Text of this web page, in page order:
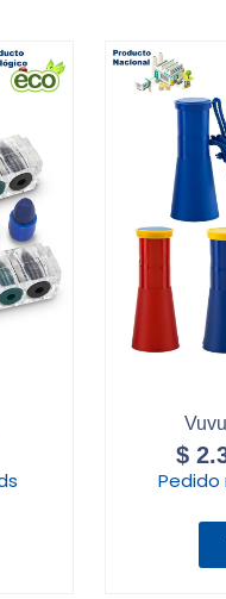
$
Pedido